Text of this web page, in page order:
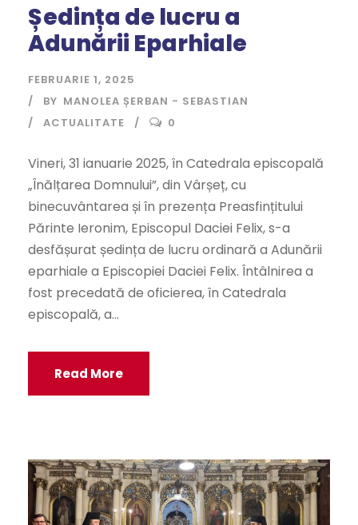
Ședința de lucru a
Adunării Eparhiale
FEBRUARIE 1, 2025
BY MANOLEA ȘERBAN - SEBASTIAN
ACTUALITATE
0
Vineri, 31 ianuarie 2025, în Catedrala episcopală
„Înălțarea Domnului”, din Vârșeț, cu
binecuvântarea și în prezența Preasfințitului
Părinte Ieronim, Episcopul Daciei Felix, s-a
desfășurat ședința de lucru ordinară a Adunării
eparhiale a Episcopiei Daciei Felix. Întâlnirea a
fost precedată de oficierea, în Catedrala
episcopală, a...
Read More